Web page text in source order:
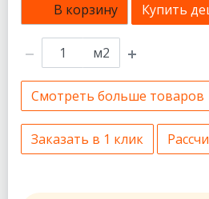
В корзину Купить
м2
Смотреть больше товаров
Заказать в 1 клик